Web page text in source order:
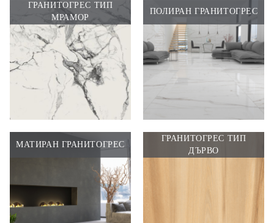
ГРАНИТОГРЕС ТИП
МРАМОР
ПОЛИРАН ГРАНИТОГРЕС
МАТИРАН ГРАНИТОГРЕС
ГРАНИТОГРЕС ТИП
ДЪРВО